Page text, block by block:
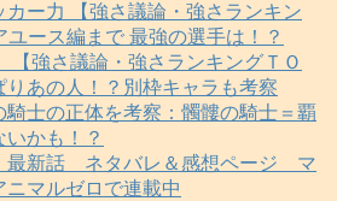
カー力 【強さ議論・強さランキン
ース編まで 最強の選手は！？
【強さ議論・強さランキングＴＯ
りあの人！？別枠キャラも考察
騎士の正体を考察：髑髏の騎士＝覇
かも！？
最新話 ネタバレ＆感想ページ マ
マルゼロで連載中